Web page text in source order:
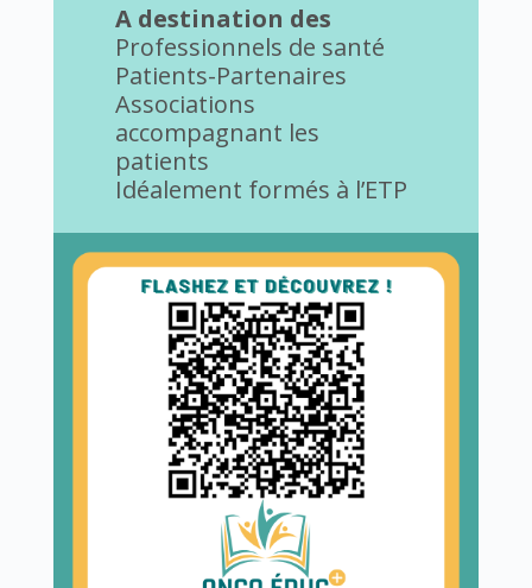
A destination des
Professionnels de santé
Patients-Partenaires
Associations
accompagnant les
patients
Idéalement formés à l’ETP